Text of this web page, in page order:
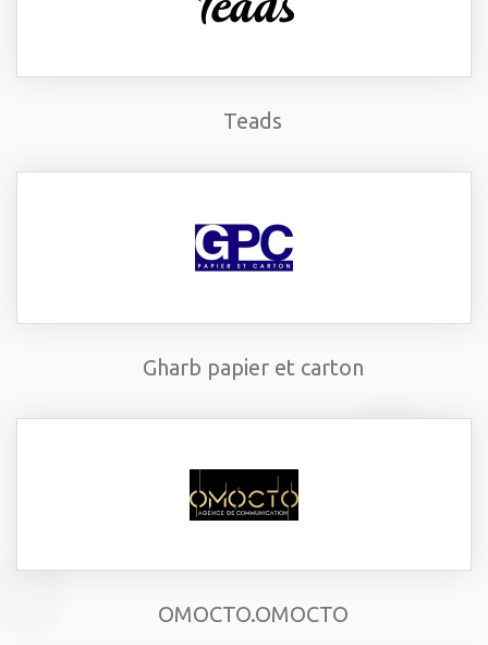
Teads
Gharb papier et carton
OMOCTO.OMOCTO